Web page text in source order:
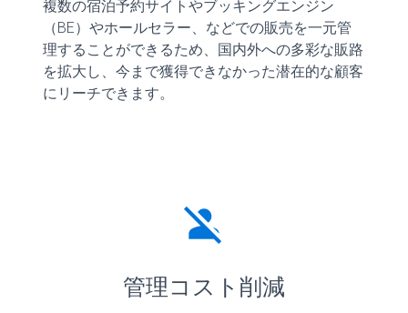
複数の宿泊予約サイトやブッキングエンジン
（BE）やホールセラー、などでの販売を一元管
理することができるため、国内外への多彩な販路
を拡大し、今まで獲得できなかった潜在的な顧客
にリーチできます。
person_off
管理コスト削減